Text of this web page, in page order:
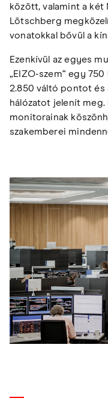
között, valamint a két
Lötschberg
vonatokkal bővül a
Ezenkívül az egyes
„EIZO-szem“ egy
2.850 váltó pontot és
hálózatot jelenít meg.
monitorainak
szakemberei